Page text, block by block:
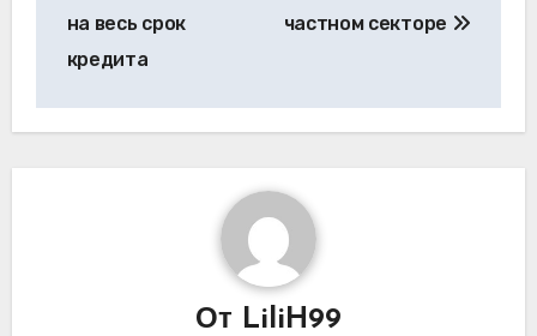
на весь срок
кредита
частном секторе
От LiliH99